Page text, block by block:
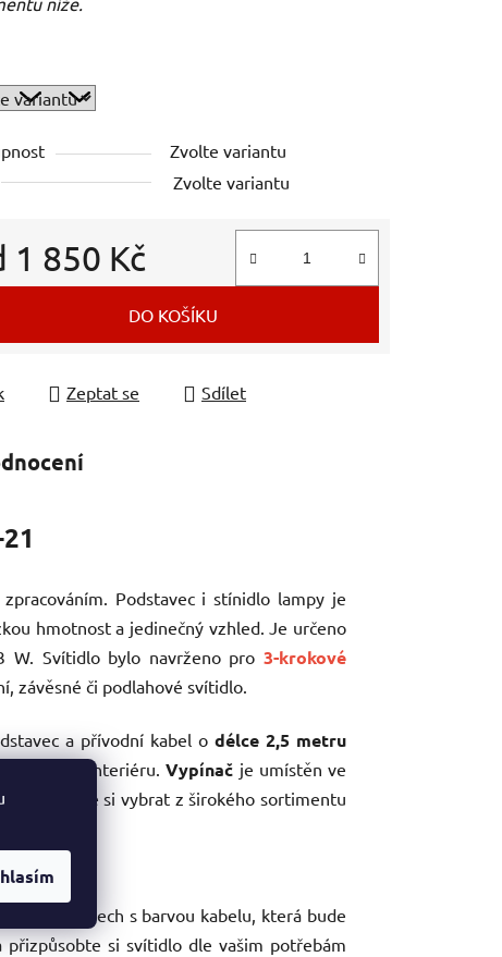
Zvolte variantu
Zvolte variantu
1 850 Kč
cena:
DO KOŠÍKU
Zeptat se Sdílet
Podstavec i stínidlo lampy je
hmotnost a jedinečný vzhled. Je určeno
W. Svítidlo bylo navrženo pro3-krokové
závěsné či podlahové svítidlo.
a přívodní kabel o délce 2,5 metru
potřeby interiéru.Vypínač je umístěn ve
, ale můžete si vybrat z širokého sortimentu
či vzorech s barvou kabelu, která bude
si svítidlo dle vašim potřebám